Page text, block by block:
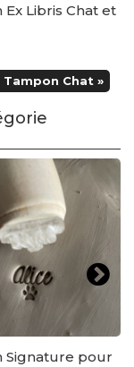
Ex Libris Chat et
Chat »
Signature pour